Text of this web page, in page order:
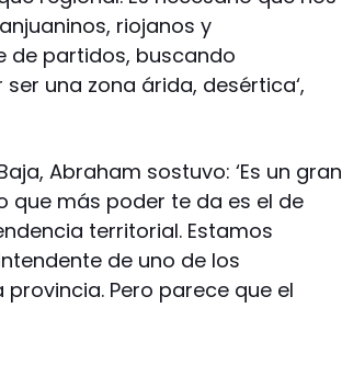
riojanos y
de partidos, buscando
una zona árida, desértica‘,
Abraham sostuvo: ‘Es un gran
que más poder te da es el de
territorial. Estamos
de uno de los
Pero parece que el